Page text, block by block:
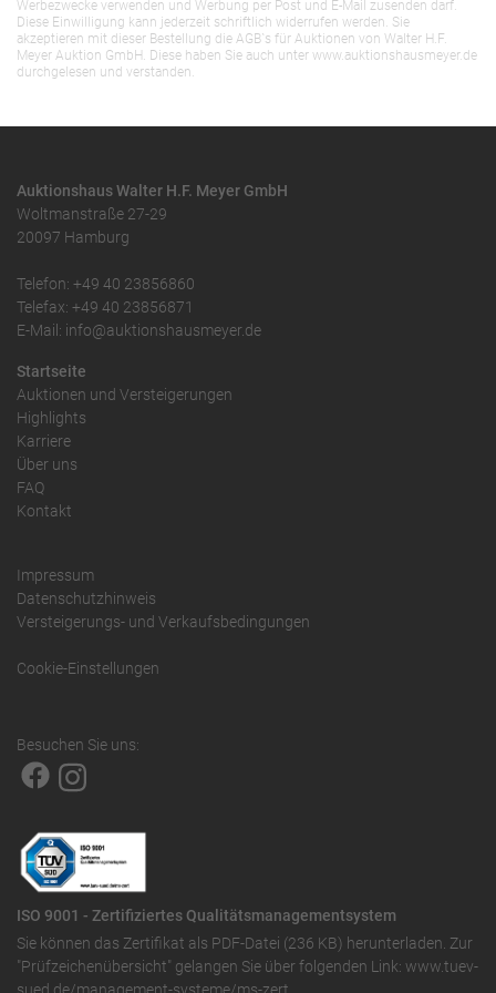
Werbezwecke verwenden und Werbung per Post und E-Mail zusenden darf.
Diese Einwilligung kann jederzeit schriftlich widerrufen werden. Sie
akzeptieren mit dieser Bestellung die AGB`s für Auktionen von Walter H.F.
Meyer Auktion GmbH. Diese haben Sie auch unter www.auktionshausmeyer.de
durchgelesen und verstanden.
Auktionshaus Walter H.F. Meyer GmbH
Woltmanstraße 27-29
20097 Hamburg
Telefon: +49 40 23856860
Telefax: +49 40 23856871
E-Mail: info@auktionshausmeyer.de
Startseite
Auktionen und Versteigerungen
Highlights
Karriere
Über uns
FAQ
Kontakt
Impressum
Datenschutzhinweis
Versteigerungs- und Verkaufsbedingungen
Cookie-Einstellungen
Besuchen Sie uns:
ISO 9001 - Zertifiziertes Qualitätsmanagementsystem
Sie können das Zertifikat als PDF-Datei (236 KB) herunterladen. Zur
"Prüfzeichenübersicht" gelangen Sie über folgenden Link: www.tuev-